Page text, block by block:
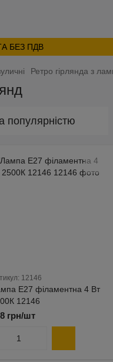
БЕЗ ПДВ
Ретро гірлянда з
популярністю
12146
E27 філаментна 4 Вт
12146
грн/шт